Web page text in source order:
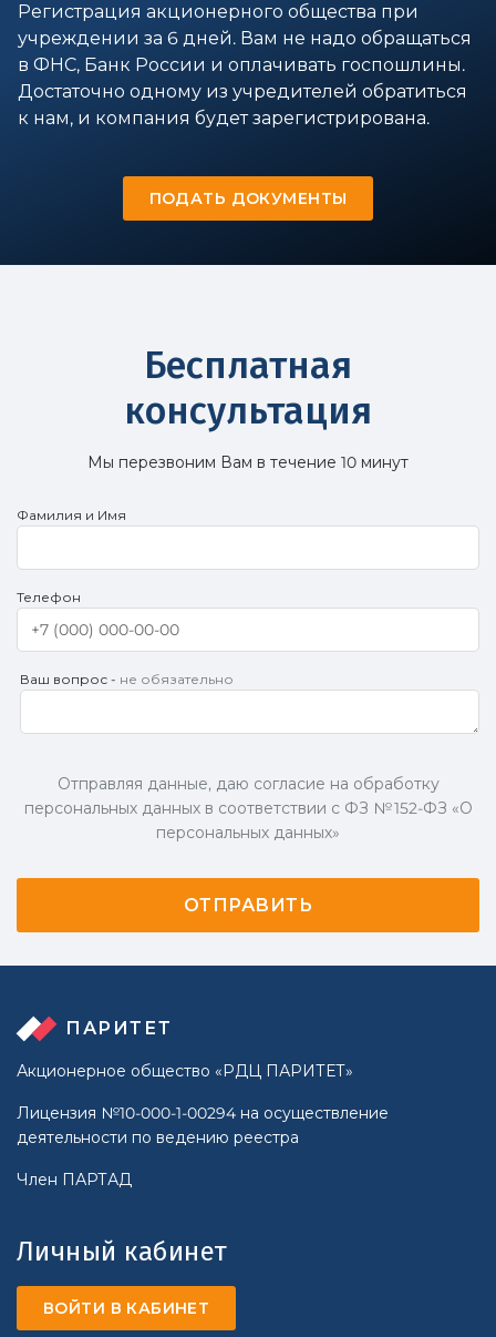
Регистрация акционерного общества при
учреждении за 6 дней. Вам не надо обращаться
в ФНС, Банк России и оплачивать госпошлины.
Достаточно одному из учредителей обратиться
к нам, и компания будет зарегистрирована.
ПОДАТЬ ДОКУМЕНТЫ
Бесплатная
консультация
Мы перезвоним Вам в течение 10 минут
Фамилия и Имя
Телефон
Ваш вопрос - не обязательно
Отправляя данные, даю согласие на обработку
персональных данных в соответствии с ФЗ № 152-ФЗ «О
персональных данных»
ПАРИТЕТ
Акционерное общество «РДЦ ПАРИТЕТ»
Лицензия №10-000-1-00294 на осуществление
деятельности по ведению реестра
Член ПАРТАД
Личный кабинет
ВОЙТИ В КАБИНЕТ